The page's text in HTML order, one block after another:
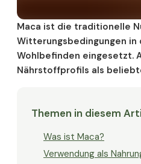
Maca ist die traditionelle
Witterungsbedingungen
Wohlbefinden eingesetzt.
Nährstoffprofils als
Themen in diesem
Was ist Maca?
Verwendung als
Typische
Maca und Osteoporose in
Maca und der
Maca und emotionales
Fruchtbarkeit und Maca
Maca und